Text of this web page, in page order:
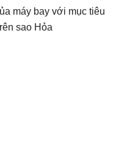
máy bay với mục tiêu
sao Hỏa